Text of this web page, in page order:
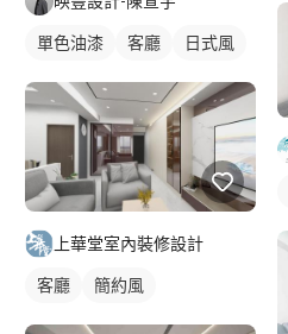
單色油漆 客廳 日式風
上華堂室內裝修設計
客廳 簡約風